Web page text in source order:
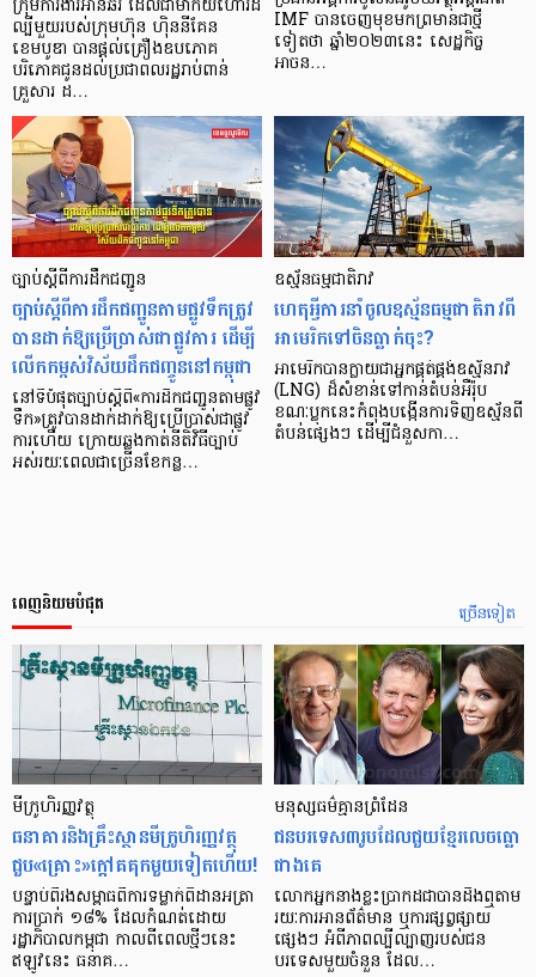
ក្រុមការងារអាន់ឆ័រ ដែលជាម៉ាកយីហោរដ៏
ល្បីមួយរបស់ក្រុមហ៊ុន ហ៊ិននីគែន
ខេមបូឌា បានផ្ដល់គ្រឿងឧបភោគ
បរិភោគជូនដល់ប្រជាពលរដ្ឋរាប់ពាន់
គ្រួសារ ដ…
IMF បានចេញមុខមកព្រមានជាថ្មី
ទៀតថា ឆ្នាំ២០២៣នេះ សេដ្ឋកិច្ច
អាចន…
ច្បាប់ស្តីពីការដឹកជញ្ជូន
ច្បាប់ស្តីពីការដឹកជញ្ជូនតាមផ្លូវទឹកត្រូវ
បានដាក់ឱ្យប្រើប្រាស់ជាផ្លូវការ ដើម្បី
លើកកម្ពស់វិស័យដឹកជញ្ចូននៅកម្ពុជា
នៅទីបំផុតច្បាប់ស្តីពី«ការដឹកជញ្ជូនតាមផ្លូវ
ទឹក»ត្រូវបានដាក់ដាក់ឱ្យប្រើប្រាស់ជាផ្លូវ
ការហើយ ក្រោយឆ្លងកាត់នីតិវិធីច្បាប់
អស់រយៈពេលជាច្រើនខែកន្ល…
ឧស្ម័នធម្មជាតិរាវ
ហេតុអ្វីការនាំចូលឧស្ម័នធម្មជាតិរាវពី
អាមេរិកទៅចិនធ្លាក់ចុះ?
អាមេរិកបានក្លាយជាអ្នកផ្គត់ផ្គង់ឧស្ម័នរាវ
(LNG) ដ៏សំខាន់ទៅកាន់តំបន់អឺរ៉ុប
ខណៈប្លុកនេះកំពុងបង្កើនការទិញឧស្ម័នពី
តំបន់ផ្សេងៗ ដើម្បីជំនួសកា…
ច្រើនទៀត
ពេញនិយមបំផុត
មីក្រូ​ហិរញ្ញវត្ថុ
ធនាគារ​និង​គ្រឹះស្ថាន​មីក្រូ​ហិរញ្ញវត្ថុ​
ជួប«គ្រោះ»ក្តៅ​គគុក​មួយ​ទៀត​ហើយ!
បន្ទាប់​ពី​រង​សម្ពាធ​​ពី​ការ​ទម្លាក់​ពិដាន​អត្រា​
ការ​ប្រាក់ ១៨​% ដែល​កំណត់​ដោយ​
រដ្ឋាភិបាល​កម្ពុជា កាល​ពី​ពេល​ថ្មីៗ​នេះ
ឥឡូវ​នេះ ធនាគ…
មនុស្ស​ធម៌​គ្មាន​ព្រំដែន
ជន​បរទេស​៣​រូប​ដែល​ជួយ​ខ្មែរ​លេច​ធ្លោ​
ជាង​គេ
លោកអ្នក​នាង​ខ្លះ​ប្រាកដ​ជា​បាន​​ដឹង​ឮ​តាម​
រយៈ​ការ​អាន​ព័ត៌មាន ឬ​ការ​ផ្សព្វផ្សាយ​
ផ្សេងៗ អំពី​ភាព​ល្បីល្បាញ​របស់​ជន​
បរទេស​មួយ​ចំនួន ដែល…